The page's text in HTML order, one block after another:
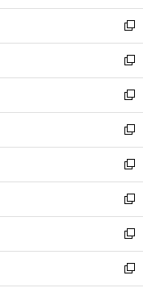
開
く
ウ
で
開
く
ン
ド
ウ
で
開
く
新
し
い
ウ
ィ
ン
ド
ウ
で
開
く
新
し
い
ウ
ィ
ン
ド
ウ
で
開
く
新
し
い
ウ
ィ
ン
ド
ウ
で
開
く
新
し
い
ウ
ィ
ン
ド
ウ
で
開
新
し
い
ウ
ィ
ン
ド
ウ
新
し
い
ウ
ィ
ン
新
し
い
ウ
新
し